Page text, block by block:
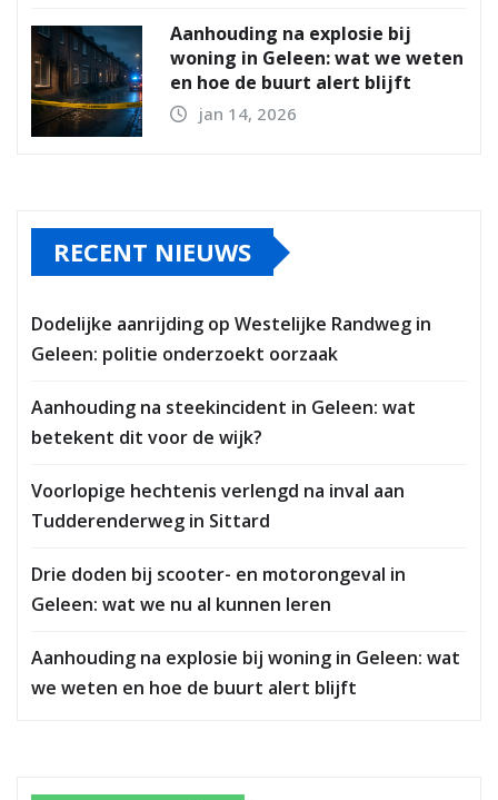
Aanhouding na explosie bij
woning in Geleen: wat we weten
en hoe de buurt alert blijft
jan 14, 2026
RECENT NIEUWS
Dodelijke aanrijding op Westelijke Randweg in
Geleen: politie onderzoekt oorzaak
Aanhouding na steekincident in Geleen: wat
betekent dit voor de wijk?
Voorlopige hechtenis verlengd na inval aan
Tudderenderweg in Sittard
Drie doden bij scooter- en motorongeval in
Geleen: wat we nu al kunnen leren
Aanhouding na explosie bij woning in Geleen: wat
we weten en hoe de buurt alert blijft